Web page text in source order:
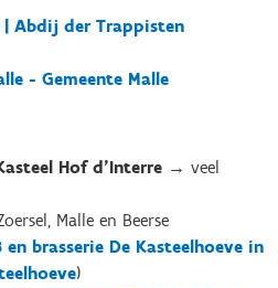
Abdij der Trappisten
- Gemeente Malle
Hof d’Interre → veel
Malle en Beerse
en brasserie De Kasteelhoeve in
)